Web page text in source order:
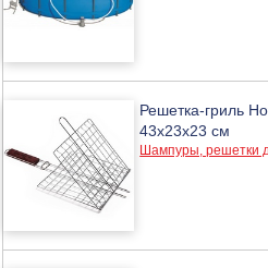
Решетка-гриль
43х23х23 см
Шампуры, решетки